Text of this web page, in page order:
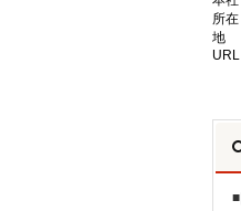
所在
地
URL